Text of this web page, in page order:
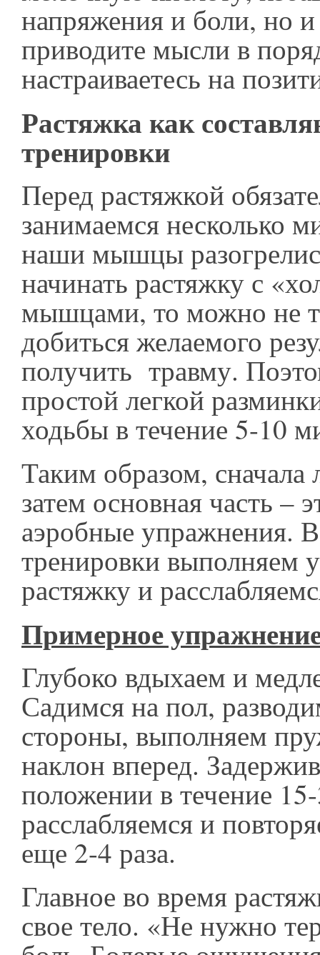
напряжения и боли, но и
приводите мысли в
настраиваетесь на
Растяжка как
тренировки
Перед растяжкой
занимаемся несколько
наши мышцы
начинать растяжку с
мышцами, то можно не
добиться желаемого
получить травму.
простой легкой
ходьбы в течение 5-10
Таким образом, сначала
затем основная часть –
аэробные упражнения.
тренировки выполняем
растяжку и
Примерное
Глубоко вдыхаем и
Садимся на пол,
стороны, выполняем
наклон вперед.
положении в течение
расслабляемся и
еще 2-4 раза.
Главное во время
свое тело. «Не нужно